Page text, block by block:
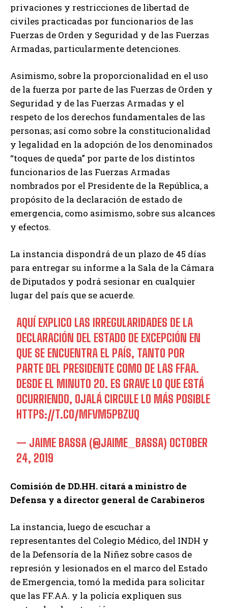
privaciones y restricciones de libertad de
civiles practicadas por funcionarios de las
Fuerzas de Orden y Seguridad y de las Fuerzas
Armadas, particularmente detenciones.
Asimismo, sobre la proporcionalidad en el uso
de la fuerza por parte de las Fuerzas de Orden y
Seguridad y de las Fuerzas Armadas y el
respeto de los derechos fundamentales de las
personas; así como sobre la constitucionalidad
y legalidad en la adopción de los denominados
“toques de queda” por parte de los distintos
funcionarios de las Fuerzas Armadas
nombrados por el Presidente de la República, a
propósito de la declaración de estado de
emergencia, como asimismo, sobre sus alcances
y efectos.
La instancia dispondrá de un plazo de 45 días
para entregar su informe a la Sala de la Cámara
de Diputados y podrá sesionar en cualquier
lugar del país que se acuerde.
AQUÍ EXPLICO LAS IRREGULARIDADES DE LA
DECLARACIÓN DEL ESTADO DE EXCEPCIÓN EN
QUE SE ENCUENTRA EL PAÍS, TANTO POR
PARTE DEL PRESIDENTE COMO DE LAS FFAA.
DESDE EL MINUTO 20. ES GRAVE LO QUE ESTÁ
OCURRIENDO, OJALÁ CIRCULE LO MÁS POSIBLE
HTTPS://T.CO/MFVM5PBZUQ
— JAIME BASSA (@JAIME_BASSA) OCTOBER
24, 2019
Comisión de DD.HH. citará a ministro de
Defensa y a director general de Carabineros
La instancia, luego de escuchar a
representantes del Colegio Médico, del INDH y
de la Defensoría de la Niñez sobre casos de
represión y lesionados en el marco del Estado
de Emergencia, tomó la medida para solicitar
que las FF.AA. y la policía expliquen sus